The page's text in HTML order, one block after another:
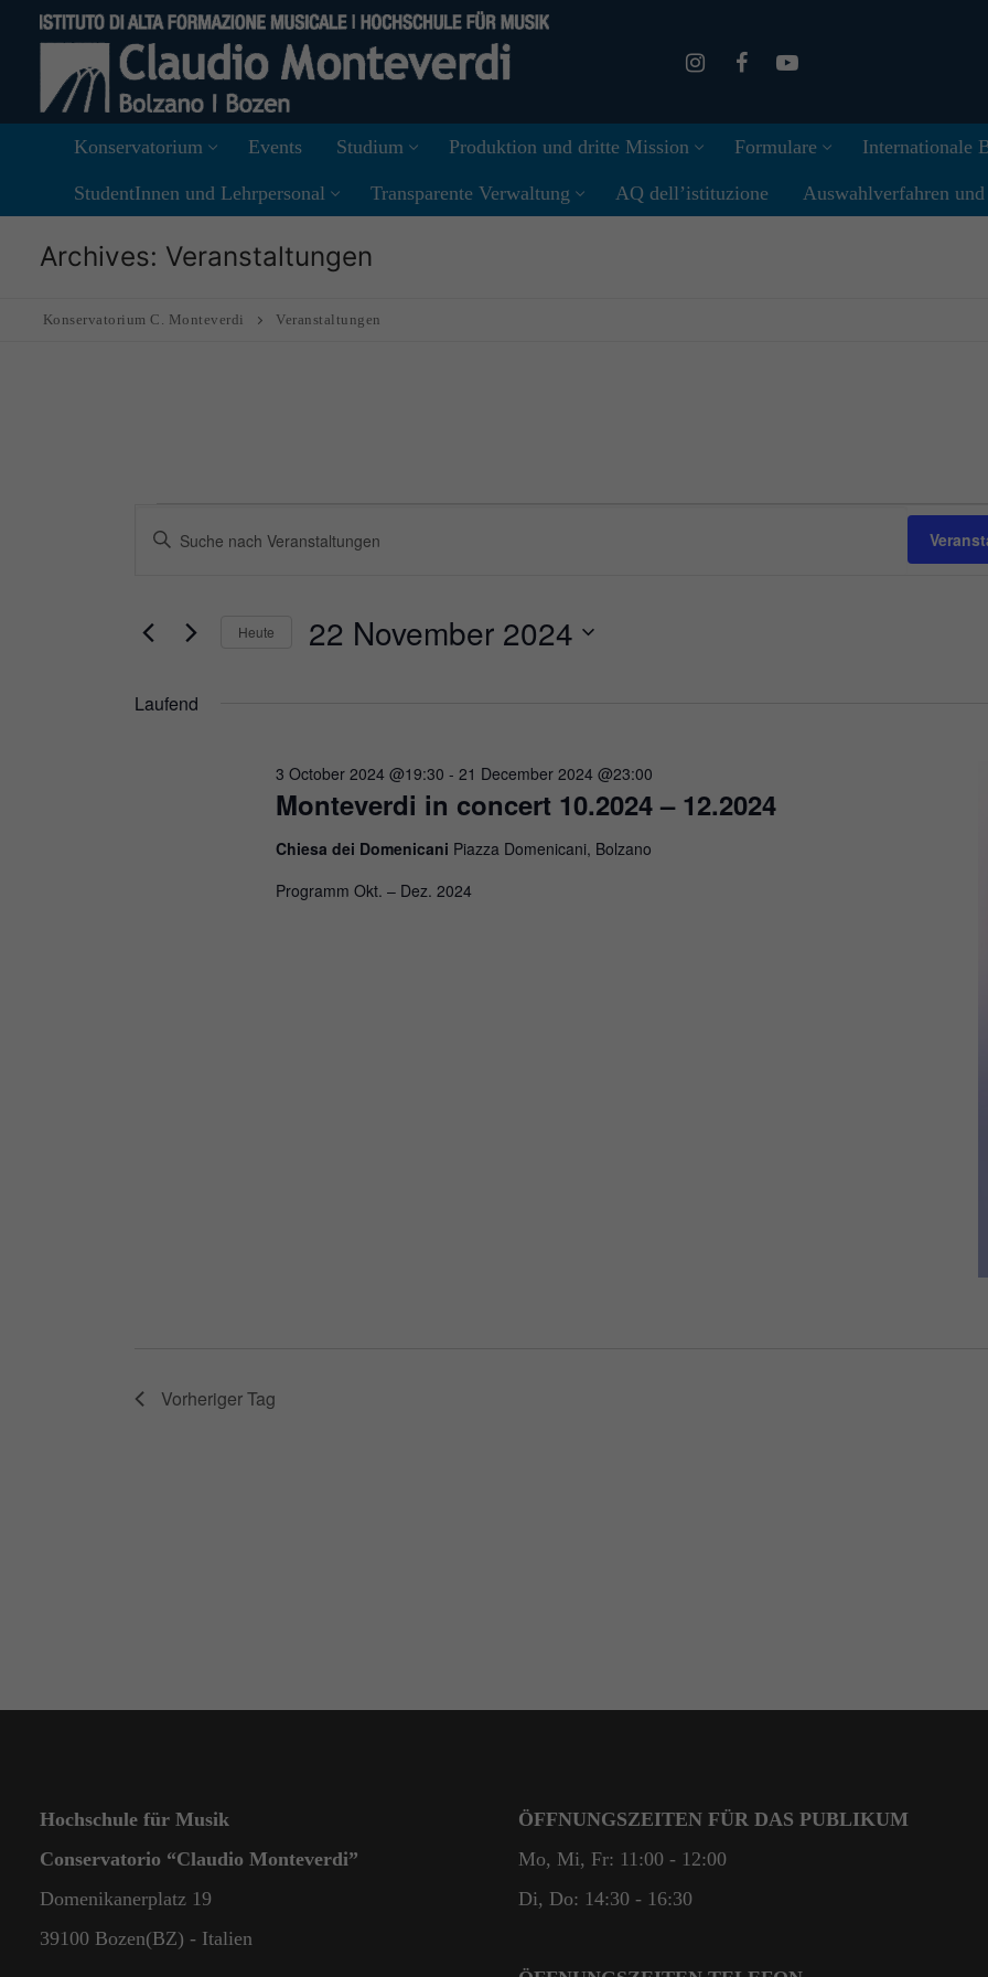
content
Konservatorium Events Studium Produktion und dritte Mission Formulare Internationale
StudentInnen und Lehrpersonal Transparente Verwaltung AQ dell’istituzione Auswahlverfahren
Archives: Veranstaltungen
Konservatorium C. Monteverdi Veranstaltungen
Veranstaltungen
22
November
Veranstaltungen
und
Ansichten,
Navigation
Bitte
nach
Heute 22 November 2024
Laufend
Monteverdi in concert 10.2024 – 12.2024
3 October 2024 @19:30 - 21 December 2024 @23:00
Chiesa dei Domenicani Piazza Domenicani, Bolzano
Programm Okt. – Dez. 2024
Vorheriger Tag
Hochschule für Musik
Conservatorio “Claudio Monteverdi”
Domenikanerplatz 19
39100 Bozen(BZ) - Italien
ÖFFNUNGSZEITEN FÜR DAS PUBLIKUM
Mo, Mi, Fr: 11:00 - 12:00
Di, Do: 14:30 - 16:30